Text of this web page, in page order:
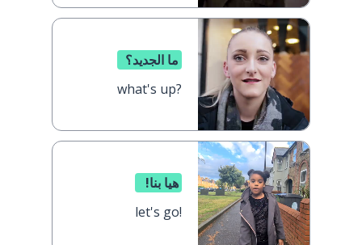
ما الجديد؟
what's up?
هيا بنا!
let's go!